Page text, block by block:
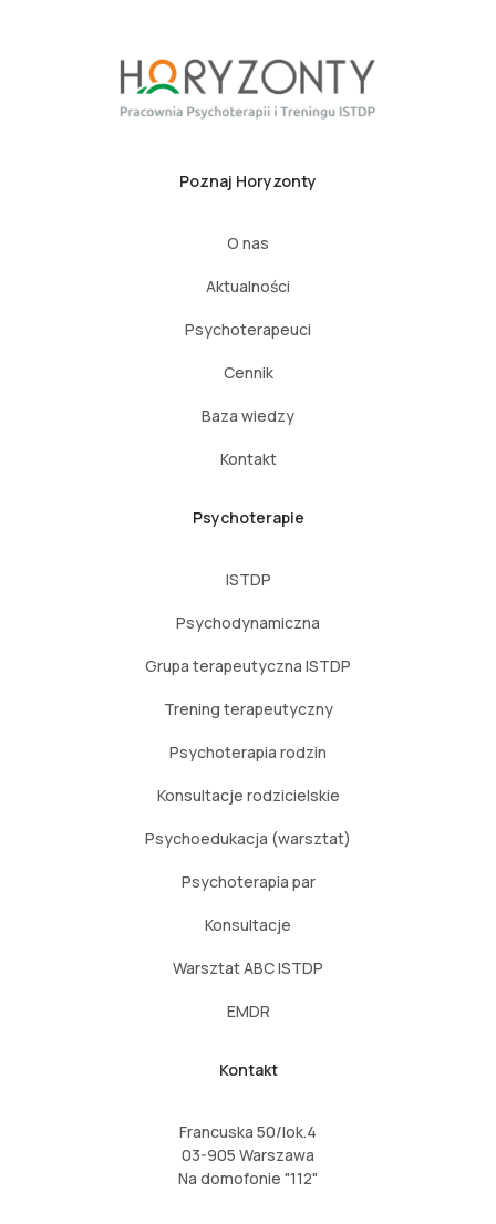
Poznaj Horyzonty
O nas
Aktualności
Psychoterapeuci
Cennik
Baza wiedzy
Kontakt
Psychoterapie
ISTDP
Psychodynamiczna
Grupa terapeutyczna ISTDP
Trening terapeutyczny
Psychoterapia rodzin
Konsultacje rodzicielskie
Psychoedukacja (warsztat)
Psychoterapia par
Konsultacje
Warsztat ABC ISTDP
EMDR
Kontakt
Francuska 50/lok.4
03-905 Warszawa
Na domofonie "112"